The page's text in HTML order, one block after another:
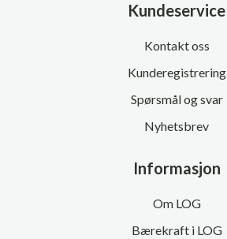
Kundeservice
Kontakt oss
Kunderegistrering
Spørsmål og svar
Nyhetsbrev
Informasjon
Om LOG
Bærekraft i LOG